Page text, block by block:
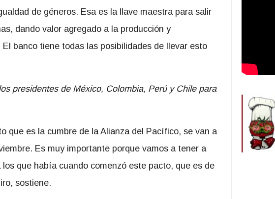
de géneros. Esa es la llave maestra para salir
dando valor agregado a la producción y
banco tiene todas las posibilidades de llevar esto
presidentes de México, Colombia, Perú y Chile para
que es la cumbre de la Alianza del Pacífico, se van a
Es muy importante porque vamos a tener a
que había cuando comenzó este pacto, que es de
sostiene.